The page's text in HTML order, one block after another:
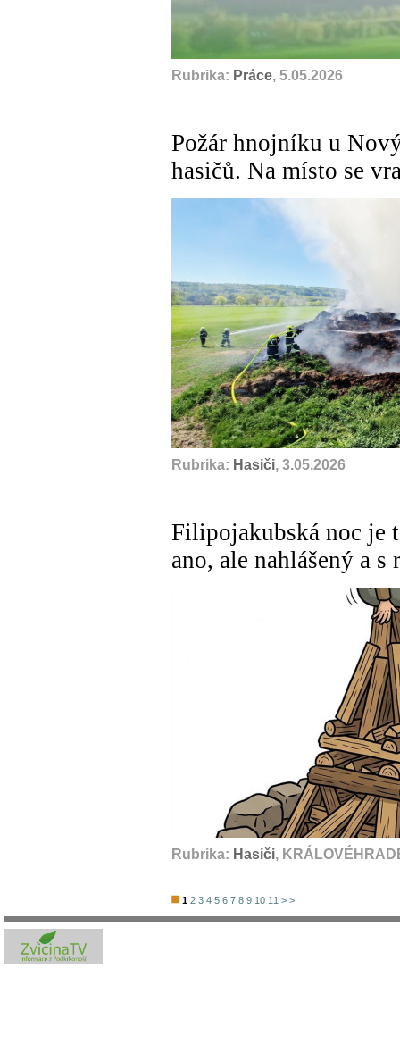
Rubrika: Práce, 5.05.2026
Požár hnojníku u
hasičů. Na místo se
Rubrika: Hasiči, 3.05.2026
Filipojakubská noc je
ano, ale nahlášený a s
Rubrika: Hasiči,
1 2 3 4 5 6 7 8 9 10 11 > >|